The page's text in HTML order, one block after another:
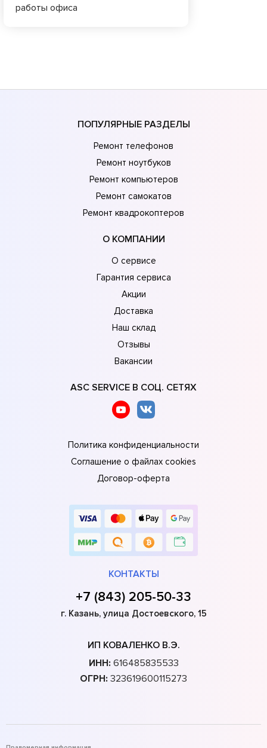
работы офиса
ПОПУЛЯРНЫЕ РАЗДЕЛЫ
Ремонт телефонов
Ремонт ноутбуков
Ремонт компьютеров
Ремонт самокатов
Ремонт квадрокоптеров
О КОМПАНИИ
О сервисе
Гарантия сервиса
Акции
Доставка
Наш склад
Отзывы
Вакансии
ASC SERVICE В СОЦ. СЕТЯХ
Политика конфиденциальности
Соглашение о файлах cookies
Договор-оферта
КОНТАКТЫ
+7 (843) 205-50-33
г. Казань, улица Достоевского, 15
ИП КОВАЛЕНКО В.Э.
ИНН: 616485835533
ОГРН: 323619600115273